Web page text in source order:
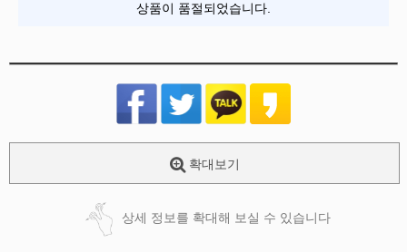
상품이 품절되었습니다.
확대보기
상세 정보를 확대해 보실 수 있습니다